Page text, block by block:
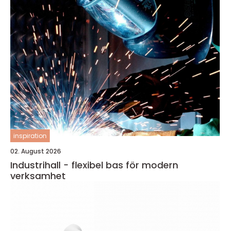
inspiration
02. August 2026
Industrihall - flexibel bas för modern
verksamhet